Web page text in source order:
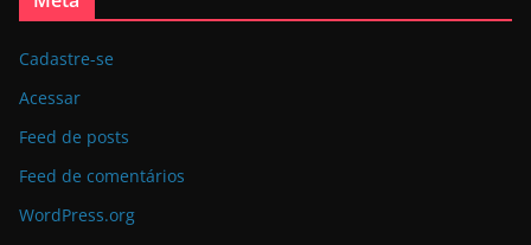
Cadastre-se
Acessar
Feed de posts
Feed de comentários
WordPress.org